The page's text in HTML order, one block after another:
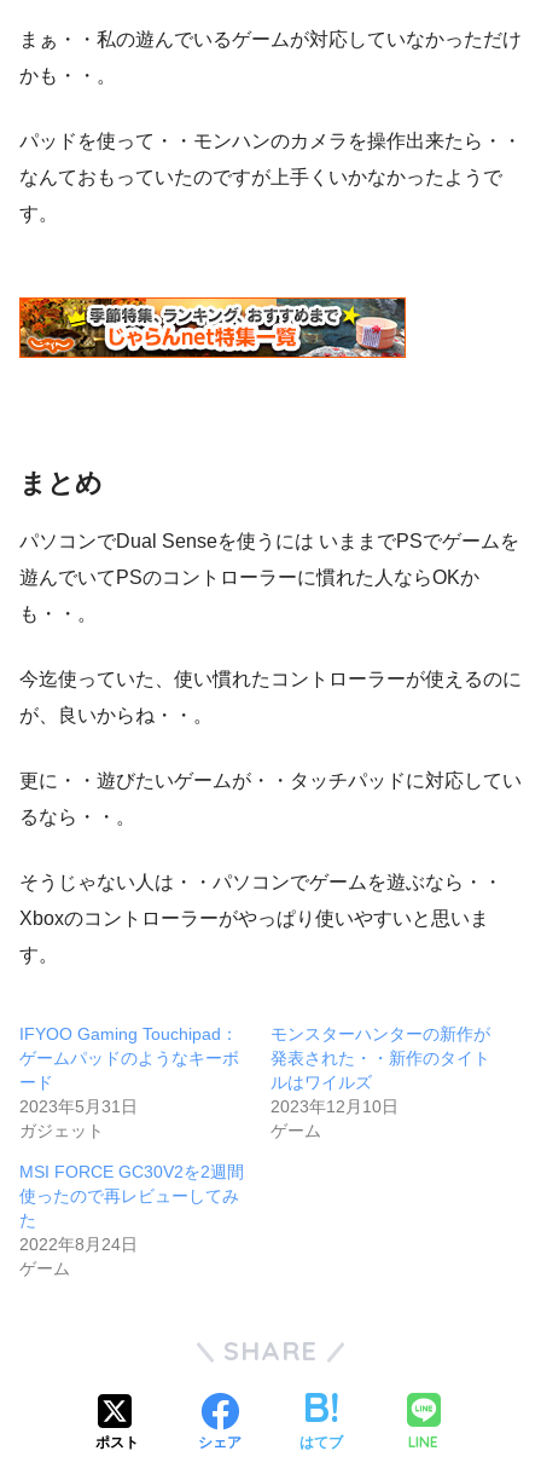
まぁ・・私の遊んでいるゲームが対応していなかっただけ
かも・・。
パッドを使って・・モンハンのカメラを操作出来たら・・
なんておもっていたのですが上手くいかなかったようで
す。
まとめ
パソコンでDual Senseを使うには いままでPSでゲームを
遊んでいてPSのコントローラーに慣れた人ならOKか
も・・。
今迄使っていた、使い慣れたコントローラーが使えるのに
が、良いからね・・。
更に・・遊びたいゲームが・・タッチパッドに対応してい
るなら・・。
そうじゃない人は・・パソコンでゲームを遊ぶなら・・
Xboxのコントローラーがやっぱり使いやすいと思いま
す。
IFYOO Gaming Touchipad：
ゲームパッドのようなキーボ
ード
2023年5月31日
ガジェット
モンスターハンターの新作が
発表された・・新作のタイト
ルはワイルズ
2023年12月10日
ゲーム
MSI FORCE GC30V2を2週間
使ったので再レビューしてみ
た
2022年8月24日
ゲーム
SHARE
ポスト シェア はてブ LINE